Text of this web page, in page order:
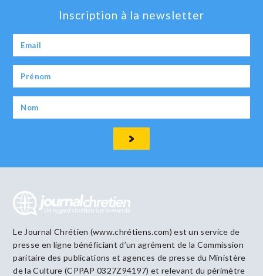
Inscription à la newsletter
Le Journal Chrétien (www.chrétiens.com) est un service de
presse en ligne bénéficiant d’un agrément de la Commission
paritaire des publications et agences de presse du Ministère
de la Culture (CPPAP 0327Z94197) et relevant du périmètre